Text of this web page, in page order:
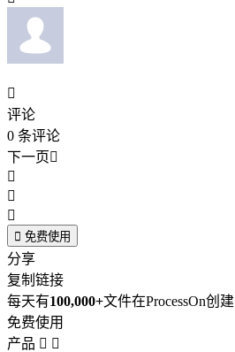

评论
0 条评论
下一页



 免费使用
分享
复制链接
每天有100,000+文件在ProcessOn创建
免费使用
产品  